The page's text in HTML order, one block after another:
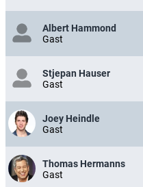
Albert Hammond
Gast
Stjepan Hauser
Gast
Joey Heindle
Gast
Thomas Hermanns
Gast